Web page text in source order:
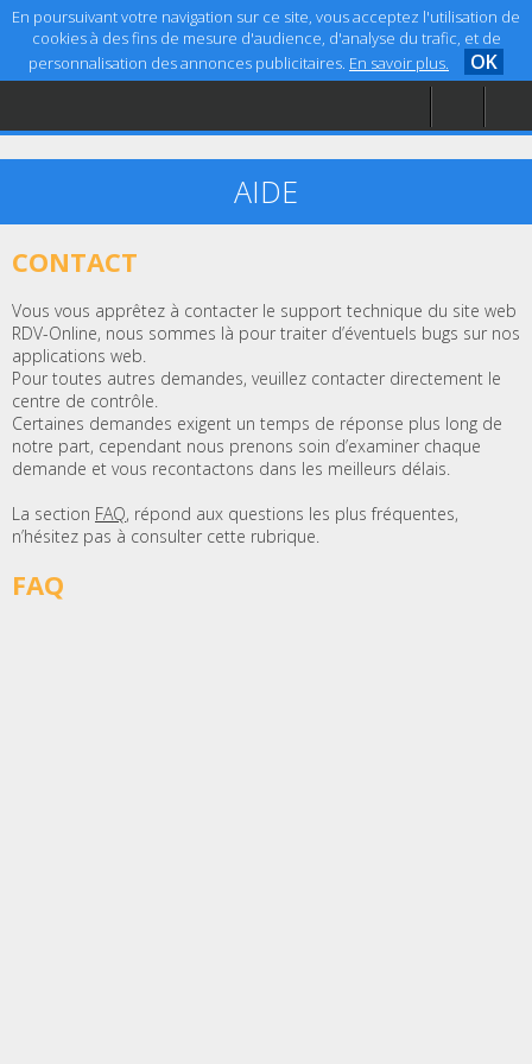
En poursuivant votre navigation sur ce site, vous acceptez l'utilisation de
cookies à des fins de mesure d'audience, d'analyse du trafic, et de
personnalisation des annonces publicitaires. En savoir plus. OK
Accueil
Aide
AIDE
CONTACT
Vous vous apprêtez à contacter le support technique du site web
RDV-Online, nous sommes là pour traiter d’éventuels bugs sur nos
applications web.
Pour toutes autres demandes, veuillez contacter directement le
centre de contrôle.
Certaines demandes exigent un temps de réponse plus long de
notre part, cependant nous prenons soin d’examiner chaque
demande et vous recontactons dans les meilleurs délais.
La section FAQ, répond aux questions les plus fréquentes,
n’hésitez pas à consulter cette rubrique.
FAQ